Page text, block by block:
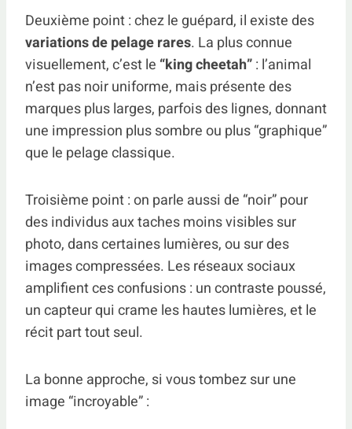
Deuxième point : chez le guépard, il existe des
variations de pelage rares. La plus connue
visuellement, c’est le “king cheetah”: l’animal
n’est pas noir uniforme, mais présente des
marques plus larges, parfois des lignes, donnant
une impression plus sombre ou plus “graphique”
que le pelage classique.
Troisième point : on parle aussi de “noir” pour
des individus aux taches moins visibles sur
photo, dans certaines lumières, ou sur des
images compressées. Les réseaux sociaux
amplifient ces confusions : un contraste poussé,
un capteur qui crame les hautes lumières, et le
récit part tout seul.
La bonne approche, si vous tombez sur une
image “incroyable” :